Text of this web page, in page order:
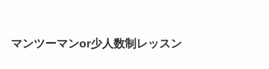
マンツーマンor少人数制レッスン